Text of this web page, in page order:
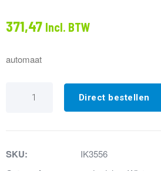
371,47 Incl. BTW
automaat
577)
aantal
Direct bestellen
SKU: IK3556